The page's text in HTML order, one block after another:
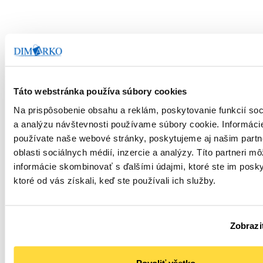
Táto webstránka používa súbory cookies
Na prispôsobenie obsahu a reklám, poskytovanie funkcií
a analýzu návštevnosti používame súbory cookie.
používate naše webové stránky, poskytujeme aj našim
oblasti sociálnych médií, inzercie a analýzy. Títo partneri
informácie skombinovať s ďalšími údajmi, ktoré ste im
ktoré od vás získali, keď ste používali ich služby.
40 x 3,5 cm hnedá, 100